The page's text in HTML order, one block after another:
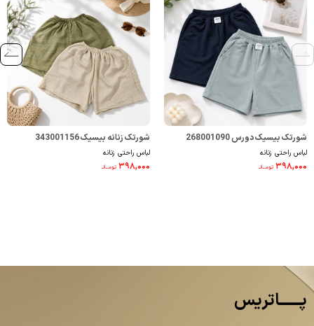
شورتک بیسیک دورس 268001090
لباس راحتی زنانه
۳۹۸,۰۰۰ تومــانـ
شورتک زنانه بیسیک 343001156
لباس راحتی زنانه
۳۹۸,۰۰۰ تومــانـ
پــــــاتریس